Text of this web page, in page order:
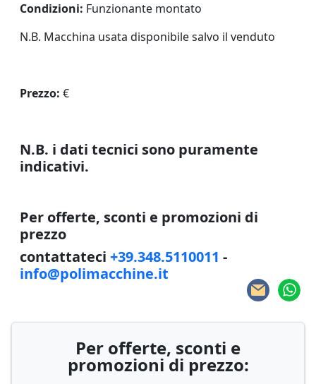
Condizioni: Funzionante montato
N.B. Macchina usata disponibile salvo il venduto
Prezzo: €
N.B. i dati tecnici sono puramente
indicativi.
Per offerte, sconti e promozioni di
prezzo
contattateci +39.348.5110011 -
info@polimacchine.it
Per offerte, sconti e
promozioni di prezzo: